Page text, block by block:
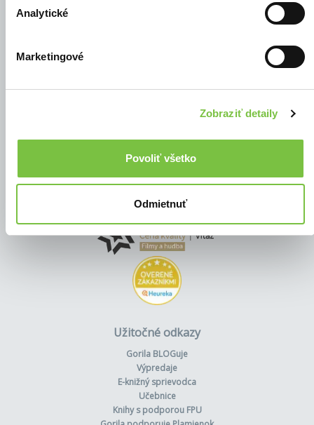
Analytické
Marketingové
Zobraziť detaily
Povoliť všetko
Odmietnuť
Užitočné odkazy
Gorila BLOGuje
Výpredaje
E-knižný sprievodca
Učebnice
Knihy s podporou FPU